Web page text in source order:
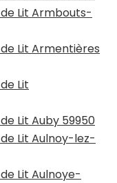
Lit Armbouts-
Lit Armentières
Lit
Lit Auby 59950
Lit Aulnoy-lez-
Lit Aulnoye-